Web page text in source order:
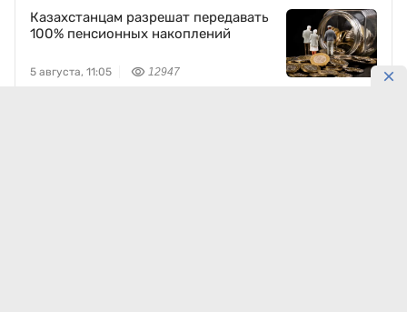
Казахстанцам разрешат передавать
100% пенсионных накоплений
5 августа, 11:05 12947